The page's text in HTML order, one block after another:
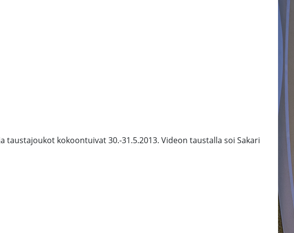
kokoontuivat 30.-31.5.2013. Videon taustalla soi Sakari